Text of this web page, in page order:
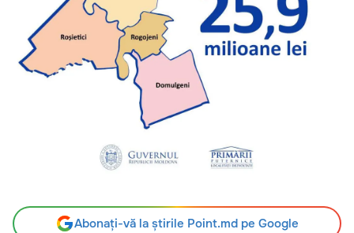
Abonați-vă la știrile Point.md pe Google